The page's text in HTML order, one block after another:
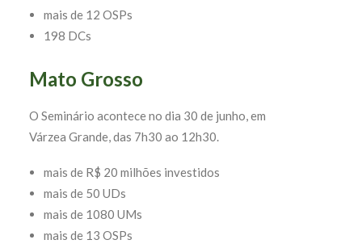
mais de 12 OSPs
198 DCs
Mato Grosso
O Seminário acontece no dia 30 de junho, em
Várzea Grande, das 7h30 ao 12h30.
mais de R$ 20 milhões investidos
mais de 50 UDs
mais de 1080 UMs
mais de 13 OSPs